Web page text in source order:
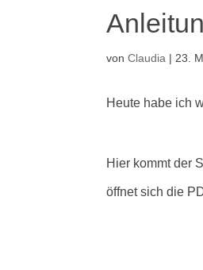
vonClaudia | 23.
Heute habe ich
Hier kommt der
öffnet sich die